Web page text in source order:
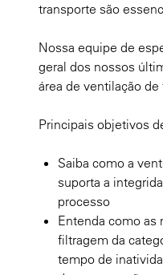
transporte são
Nossa equipe de
geral dos nossos
área de ventilação de
Principais objetivos
Saiba como a
suporta a
processo
Entenda como as
filtragem da
tempo de